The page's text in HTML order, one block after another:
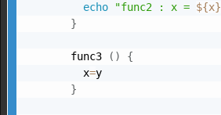
echo
"func2 : x = ${x}
}
  func3
( )
{
    x
=y
}